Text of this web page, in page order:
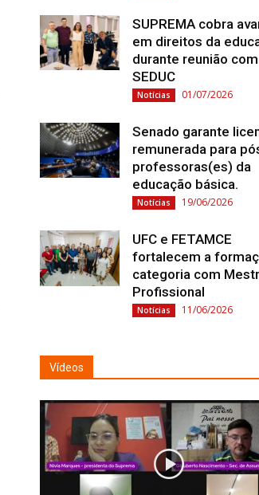
SUPREMA cobra
em direitos da
durante reunião
SEDUC
Notícias 01/07/2026
Senado garante
remunerada para
professoras(es) da
educação básica.
Notícias 19/06/2026
UFC e FETAMCE
fortalecem a
categoria com
Profissional
Notícias 11/06/2026
Vídeos